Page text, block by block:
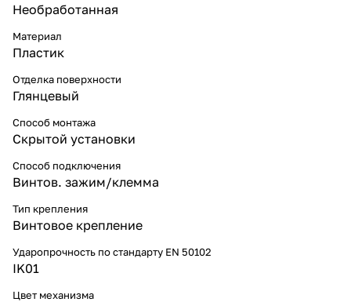
Необработанная
Материал
Пластик
Отделка поверхности
Глянцевый
Способ монтажа
Скрытой установки
Способ подключения
Винтов. зажим/клемма
Тип крепления
Винтовое крепление
Ударопрочность по стандарту EN 50102
IK01
Цвет механизма